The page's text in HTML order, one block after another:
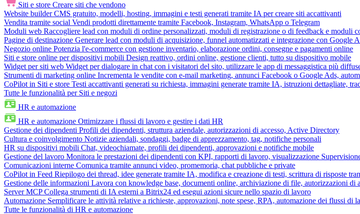
Siti e store Creare siti che vendono
Website builder CMS gratuito, modelli, hosting, immagini e testi generati tramite IA per creare siti accattivanti
Vendita tramite social Vendi prodotti direttamente tramite Facebook, Instagram, WhatsApp o Telegram
Moduli web Raccogliere lead con moduli di ordine personalizzati, moduli di registrazione o di feedback e moduli
Pagine di destinazione Generare lead con moduli di acquisizione, funnel automatizzati e integrazione con Google
Negozio online Potenzia l'e-commerce con gestione inventario, elaborazione ordini, consegne e pagamenti online
Siti e store online per dispositivi mobili Design reattivo, ordini online, gestione clienti, tutto su dispositivo mobile
Widget per siti web Widget per dialogare in chat con i visitatori del sito, utilizzare le app di messaggistica più
Strumenti di marketing online Incrementa le vendite con e-mail marketing, annunci Facebook o Google Ads,
CoPilot in Siti e store Testi accattivanti generati su richiesta, immagini generate tramite IA, istruzioni dettagliate,
Tutte le funzionalità per Siti e negozi
HR e automazione
HR e automazione Ottimizzare i flussi di lavoro e gestire i dati HR
Gestione dei dipendenti Profili dei dipendenti, struttura aziendale, autorizzazioni di accesso, Active Directory
Cultura e coinvolgimento Notizie aziendali, sondaggi, badge di apprezzamento, tag, notifiche personali
HR su dispositivi mobili Chat, videochiamate, profili dei dipendenti, approvazioni e notifiche mobile
Gestione del lavoro Monitora le prestazioni dei dipendenti con KPI, rapporti di lavoro, visualizzazione
Comunicazioni interne Comunica tramite annunci video, promemoria, chat pubbliche e private
CoPilot in Feed Riepilogo dei thread, idee generate tramite IA, modifica e creazione di testi, scrittura di risposte
Gestione delle informazioni Lavora con knowledge base, documenti online, archiviazione di file, autorizzazioni di
Server MCP Collega strumenti di IA esterni a Bitrix24 ed esegui azioni sicure nello spazio di lavoro
Automazione Semplificare le attività relative a richieste, approvazioni, note spese, RPA, automazione dei flussi di
Tutte le funzionalità di HR e automazione